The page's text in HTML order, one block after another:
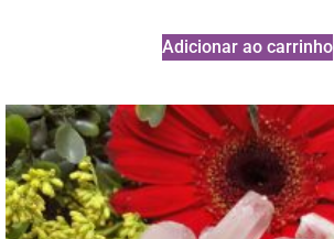
Adicionar ao carrinho